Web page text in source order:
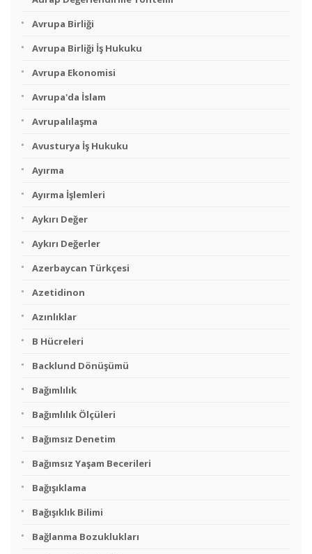
Avrupa Birliği
Avrupa Birliği İş Hukuku
Avrupa Ekonomisi
Avrupa'da İslam
Avrupalılaşma
Avusturya İş Hukuku
Ayırma
Ayırma İşlemleri
Aykırı Değer
Aykırı Değerler
Azerbaycan Türkçesi
Azetidinon
Azınlıklar
B Hücreleri
Backlund Dönüşümü
Bağımlılık
Bağımlılık Ölçüleri
Bağımsız Denetim
Bağımsız Yaşam Becerileri
Bağışıklama
Bağışıklık Bilimi
Bağlanma Bozuklukları